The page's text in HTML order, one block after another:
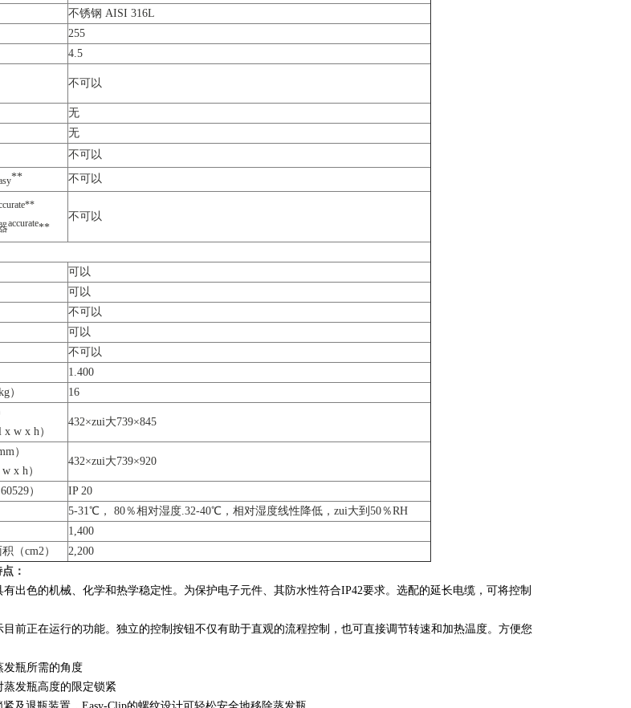
不锈钢 AISI 316L
255
4.5
不可以
无
无
不可以
**
不可以
accurate**
不可以
可以
可以
不可以
可以
不可以
1.400
）
16
w x h）
432×zui大739×845
）
x h）
432×zui大739×920
）
IP 20
5-31℃， 80％相对湿度.32-40℃，相对湿度线性降低，zui大到50％RH
1,400
（cm2）
2,200
：
出色的机械、化学和热学稳定性。为保护电子元件、其防水性符合IP42要求。选配的延长电缆，可将控制
前正在运行的功能。独立的控制按钮不仅有助于直观的流程控制，也可直接调节转速和加热温度。方便您
发瓶所需的角度
发瓶高度的限定锁紧